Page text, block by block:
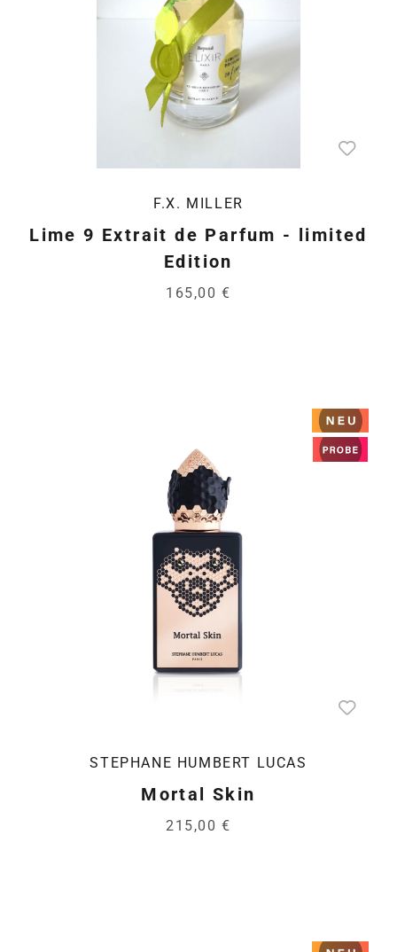
F.X. MILLER
Lime 9 Extrait de Parfum - limited
Edition
165,00 €
STEPHANE HUMBERT LUCAS
Mortal Skin
215,00 €